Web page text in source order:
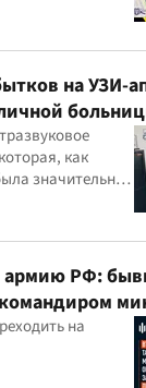
на УЗИ-
как
значительно
армию РФ:
на